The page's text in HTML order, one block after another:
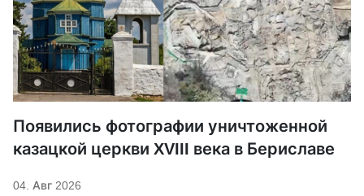
Появились фотографии уничтоженной
казацкой церкви XVIII века в Бериславе
04. Авг 2026